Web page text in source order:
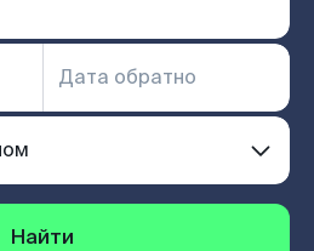
Найти